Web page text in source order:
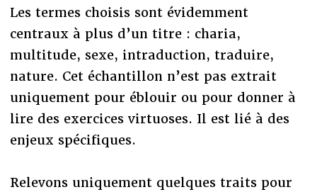
Les termes choisis sont évidemment
centraux à plus d’un titre : charia,
multitude, sexe, intraduction, traduire,
nature. Cet échantillon n’est pas extrait
uniquement pour éblouir ou pour donner à
lire des exercices virtuoses. Il est lié à des
enjeux spécifiques.
Relevons uniquement quelques traits pour